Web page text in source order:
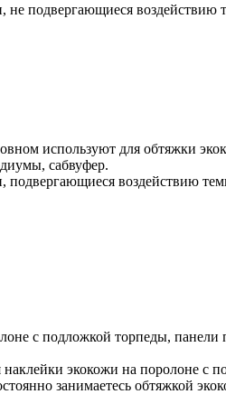
не подвергающиеся
используют для обтяжки
сабвуфер.
подвергающиеся воздействию
с подложкой торпеды,
экокожи на поролоне с
занимаетесь обтяжкой